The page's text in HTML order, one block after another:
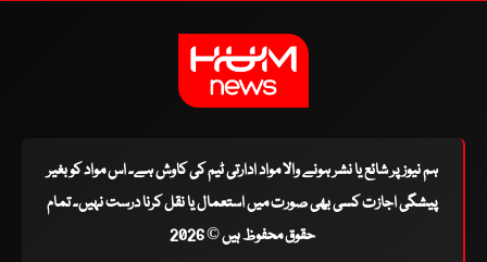
ہم نیوز پر شائع یا نشر ہونے والا مواد ادارتی ٹیم کی کاوش ہے۔ اس مواد کو بغیر
پیشگی اجازت کسی بھی صورت میں استعمال یا نقل کرنا درست نہیں۔ تمام
حقوق محفوظ ہیں © 2026